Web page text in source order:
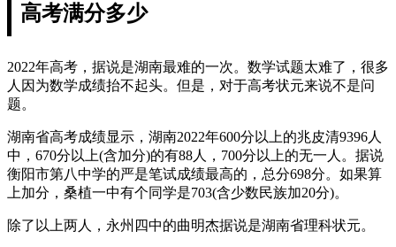
高考满分多少
2022年高考，据说是湖南最难的一次。数学试题太难了，很多
人因为数学成绩抬不起头。但是，对于高考状元来说不是问
题。
湖南省高考成绩显示，湖南2022年600分以上的兆皮清9396人
中，670分以上(含加分)的有88人，700分以上的无一人。据说
衡阳市第八中学的严是笔试成绩最高的，总分698分。如果算
上加分，桑植一中有个同学是703(含少数民族加20分)。
除了以上两人，永州四中的曲明杰据说是湖南省理科状元。